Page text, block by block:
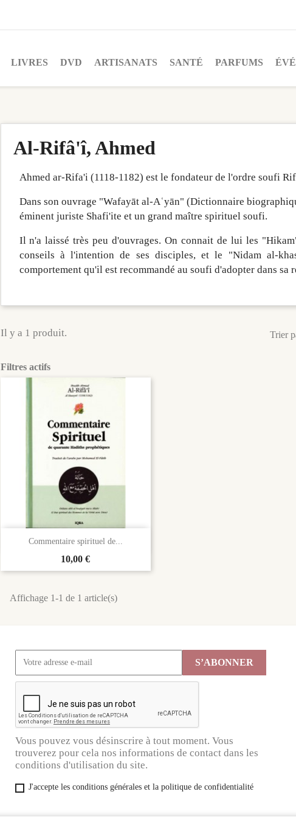
LIVRES DVD ARTISANATS SANTÉ PARFUMS
Al-Rifâ'î, Ahmed
Ahmed ar-Rifa'i (1118-1182) est le fondateur de l'ordre soufi
Dans son ouvrage "Wafayāt al-Aʿyān" (Dictionnaire
éminent juriste Shafi'ite et un grand maître spirituel soufi.
Il n'a laissé très peu d'ouvrages. On connait de lui les
conseils à l'intention de ses disciples, et le "Nidam al-
comportement qu'il est recommandé au soufi d'adopter dans sa
Il y a 1 produit. Trier
Filtres actifs
Commentaire spirituel de...
Prix
10,00 €
Aperçu rapide
Affichage 1-1 de 1 article(s)
Vous pouvez vous désinscrire à tout moment. Vous
trouverez pour cela nos informations de contact dans les
conditions d'utilisation du site.
J'accepte les conditions générales et la politique de confidentialité